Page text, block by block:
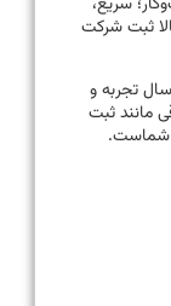
سریع،
ثبت شرکت
هلدینگ ثبتی و حقوقی آفریقا با بیش از 15 سال تجربه و
مانند ثبت
شماست.